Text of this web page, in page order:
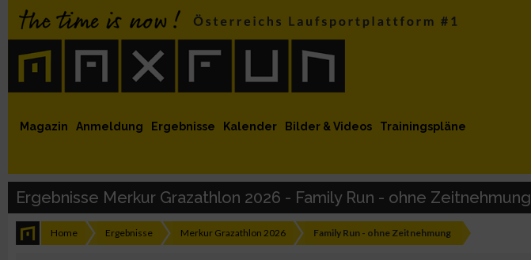
MaxFun Newsletter abonnieren
MaxFun auf Instagram
MaxFun auf Twitter
auf Youtube
auf Facebook
Magazin Anmeldung Ergebnisse Kalender Bilder & Videos Trainingspläne
Ergebnisse Merkur Grazathlon 2026 - Family Run - ohne Zeitnehmung
Home Ergebnisse Merkur Grazathlon 2026 Family Run - ohne Zeitnehmung